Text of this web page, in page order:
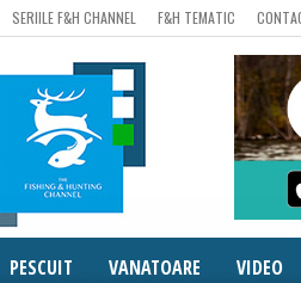
SERIILE F&H CHANNEL F&H TEMATIC
PESCUIT VANATOARE VIDEO